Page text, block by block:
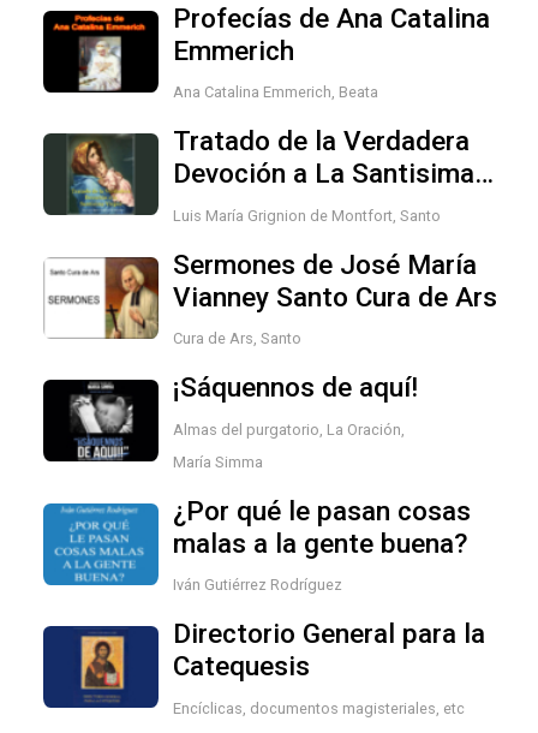
Profecías de Ana Catalina
Emmerich
Ana Catalina Emmerich, Beata
Tratado de la Verdadera
Devoción a La Santisima
Virgen Maria
Luis María Grignion de Montfort, Santo
Sermones de José María
Vianney Santo Cura de Ars
Cura de Ars, Santo
¡Sáquennos de aquí!
Almas del purgatorio La Oración
María Simma
¿Por qué le pasan cosas
malas a la gente buena?
Iván Gutiérrez Rodríguez
Directorio General para la
Catequesis
Encíclicas, documentos magisteriales, etc